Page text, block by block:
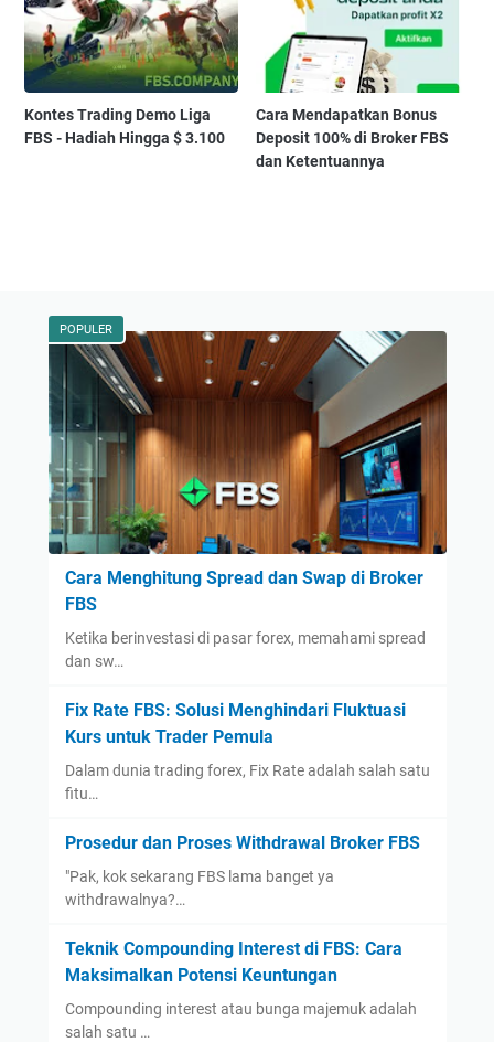
Kontes Trading Demo Liga
FBS - Hadiah Hingga $ 3.100
Cara Mendapatkan Bonus
Deposit 100% di Broker FBS
dan Ketentuannya
POPULER
Cara Menghitung Spread dan Swap di Broker
FBS
Ketika berinvestasi di pasar forex, memahami spread
dan sw…
Fix Rate FBS: Solusi Menghindari Fluktuasi
Kurs untuk Trader Pemula
Dalam dunia trading forex, Fix Rate adalah salah satu
fitu…
Prosedur dan Proses Withdrawal Broker FBS
"Pak, kok sekarang FBS lama banget ya
withdrawalnya?…
Teknik Compounding Interest di FBS: Cara
Maksimalkan Potensi Keuntungan
Compounding interest atau bunga majemuk adalah
salah satu …